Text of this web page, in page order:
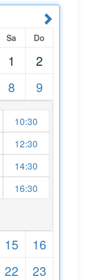
Sa Do
1
2
8 9
10:30
12:30
14:30
16:30
15
16
22
23